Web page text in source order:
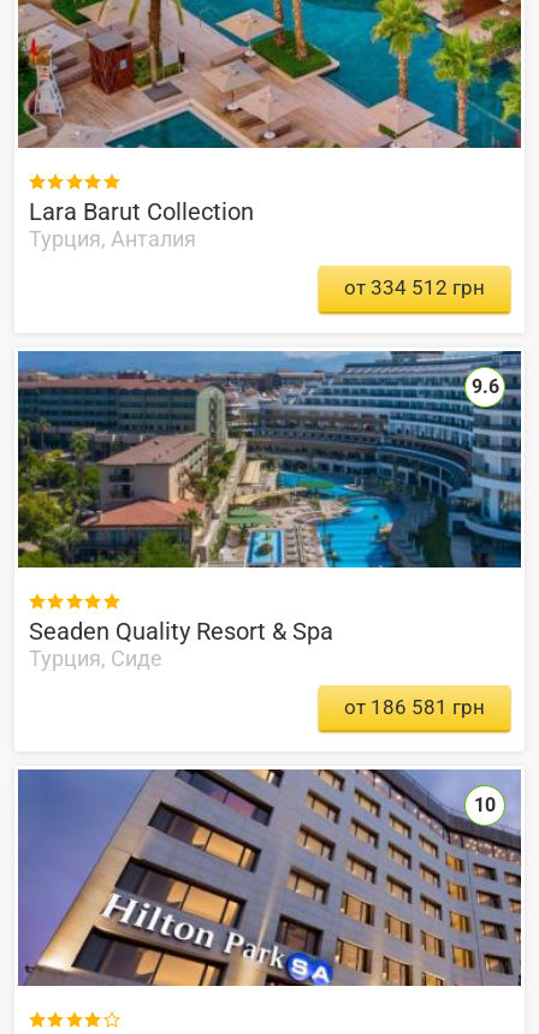

Lara Barut Collection
Турция, Анталия
от 334 512 грн

Seaden Quality Resort & Spa
Турция, Сиде
9.6
от 186 581 грн

10